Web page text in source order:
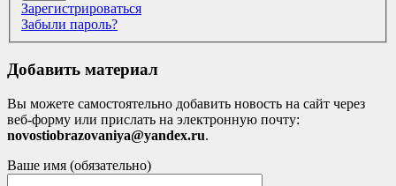
Зарегистрироваться
Забыли пароль?
Добавить материал
Вы можете самостоятельно добавить новость на сайт через
веб-форму или прислать на электронную почту:
novostiobrazovaniya@yandex.ru.
Ваше имя (обязательно)